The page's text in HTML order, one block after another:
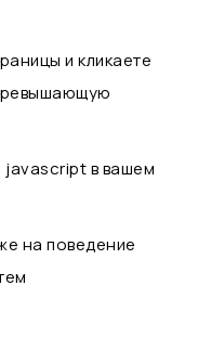
и кликаете
в вашем
на поведение